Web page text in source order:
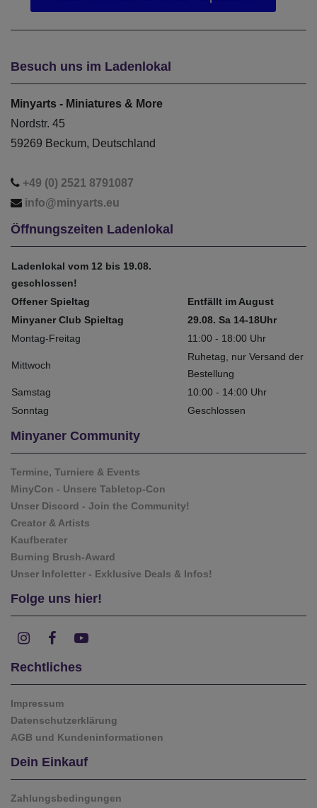
Besuch uns im Ladenlokal
Minyarts - Miniatures & More
Nordstr. 45
59269 Beckum, Deutschland
+49 (0) 2521 8791087
info@minyarts.eu
Öffnungszeiten Ladenlokal
Ladenlokal vom 12 bis 19.08.
geschlossen!
Offener Spieltag
Entfällt im August
Minyaner Club Spieltag
29.08. Sa 14-18Uhr
Montag-Freitag
11:00 - 18:00 Uhr
Mittwoch
Ruhetag, nur Versand der
Bestellung
Samstag
10:00 - 14:00 Uhr
Sonntag
Geschlossen
Minyaner Community
Termine, Turniere & Events
MinyCon - Unsere Tabletop-Con
Unser Discord - Join the Community!
Creator & Artists
Kaufberater
Burning Brush-Award
Unser Infoletter - Exklusive Deals & Infos!
Folge uns hier!
Rechtliches
Impressum
Datenschutzerklärung
AGB und Kundeninformationen
Dein Einkauf
Zahlungsbedingungen